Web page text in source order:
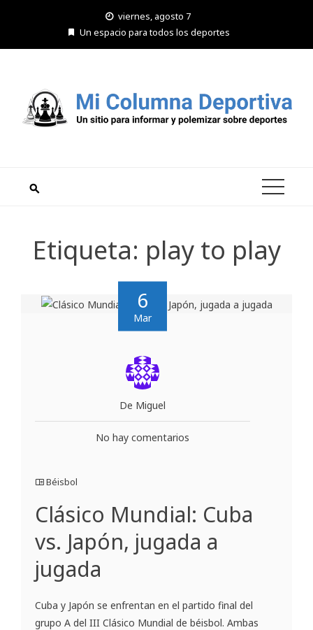
viernes, agosto 7
Un espacio para todos los deportes
Etiqueta: play to play
6
Mar
De Miguel
No hay comentarios
Béisbol
Clásico Mundial: Cuba
vs. Japón, jugada a
jugada
Cuba y Japón se enfrentan en el partido final del
grupo A del III Clásico Mundial de béisbol. Ambas